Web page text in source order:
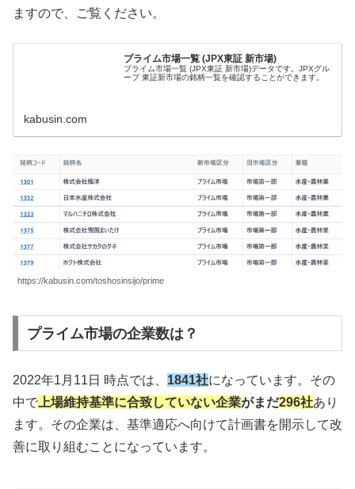
ますので、ご覧ください。
プライム市場一覧 (JPX東証 新市場)
プライム市場一覧 (JPX東証 新市場)データです。JPXグル
ープ 東証新市場の銘柄一覧を確認することができます。
kabusin.com
https://kabusin.com/toshosinsijo/prime
プライム市場の企業数は？
2022年1月11日 時点では、 1841社になっています。その
中で 上場維持基準に合致していない企業がまだ296社あり
ます。その企業は、基準適応へ向けて計画書を開示して改
善に取り組むことになっています。